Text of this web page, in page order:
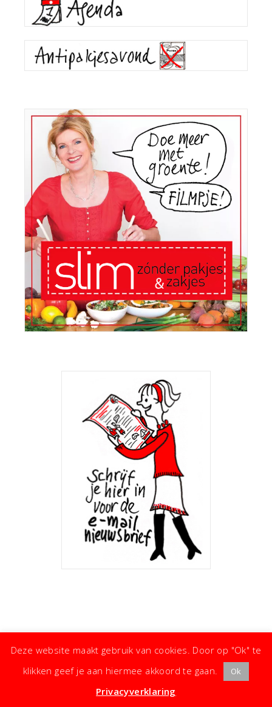
Koken met Karin· Kleine moeite, groot effect ·
Deze website maakt gebruik van cookies. Door op "Ok" te
klikken geef je aan hiermee akkoord te gaan.
Ok
Privacyverklaring